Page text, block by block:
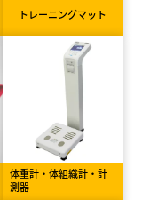
トレーニングマット
体重計・体組織計・計
測器